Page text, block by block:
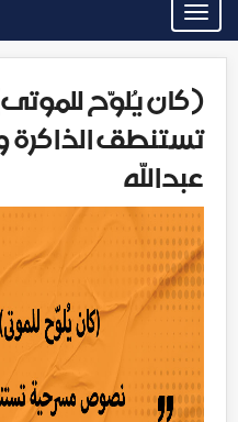
Toggle
navigation
(كان يُلوّح
تستنطق الذاكرة
عبدالله